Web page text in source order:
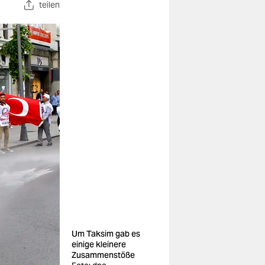
teilen
Um Taksim gab es
einige kleinere
Zusammenstöße